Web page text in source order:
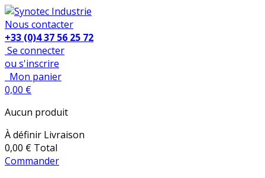
Nous contacter
+33 (0)4 37 56 25 72
Se connecter
ou s'inscrire
Mon panier
0,00 €
Aucun produit
À définir Livraison
0,00 € Total
Commander